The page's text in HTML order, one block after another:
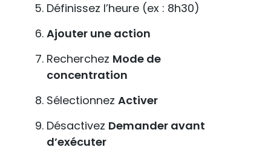
Définissez l’heure (ex : 8h30)
Ajouter une action
Recherchez Mode de
concentration
Sélectionnez Activer
Désactivez Demander avant
d’exécuter